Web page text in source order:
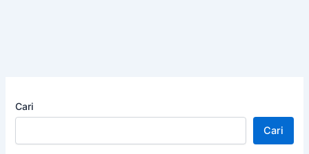
Cari
Cari